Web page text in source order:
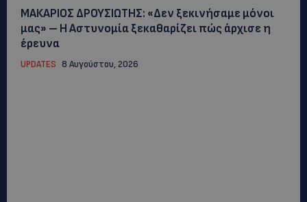
ΜΑΚΑΡΙΟΣ ΔΡΟΥΣΙΩΤΗΣ: «Δεν ξεκινήσαμε μόνοι
μας» – Η Αστυνομία ξεκαθαρίζει πώς άρχισε η
έρευνα
UPDATES 8 Αυγούστου, 2026